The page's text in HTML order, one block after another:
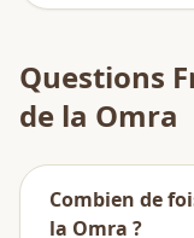
Questions
de la Omra
Combien de
la Omra ?